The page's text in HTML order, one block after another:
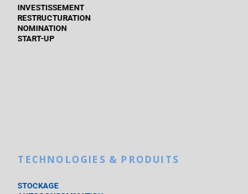
INVESTISSEMENT
RESTRUCTURATION
NOMINATION
START-UP
TECHNOLOGIES & PRODUITS
STOCKAGE